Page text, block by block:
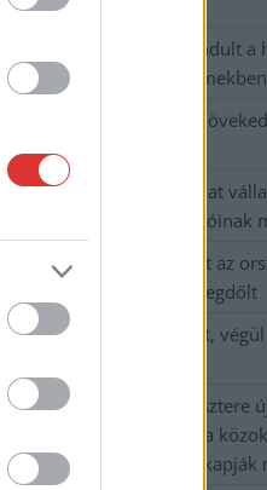
habos isler?
Országos ellenőrzés indult a
akkumulátoripari üzemekben
Az idei év leglassabb
kiskereskedelemben
Györfi Mihály több tucat
a kerékpárgyár dolgozóinak
41 fok fölé forrósodott az
egy másik rekord is megdőlt
Egy telefonhívást akart,
A Tisza kormány minisztere
változásokról döntött a
iskolaigazgatók